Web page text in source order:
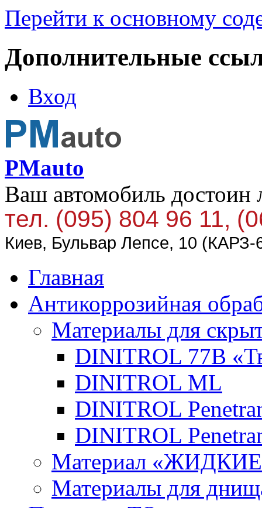
Перейти к основному
Дополнительные
Вход
PMauto
Ваш автомобиль достоин
тел. (095) 804 96 11,
Киев, Бульвар Лепсе, 10 (КАРЗ-
Главная
Антикоррозийная
Материалы для
DINITROL 77В
DINITROL ML
DINITROL
DINITROL
Материал
Материалы для